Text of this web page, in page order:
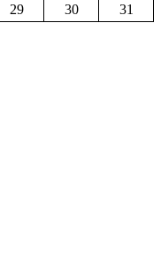
29 30
31